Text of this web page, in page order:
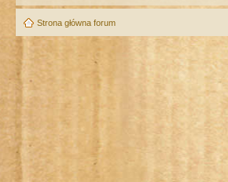
Strona główna forum